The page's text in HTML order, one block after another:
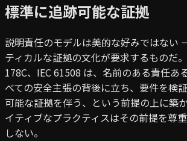
標準に追跡可能な証拠
説明責任のモデルは美的な好みではない
ティカルな証拠の文化が要求するものだ
178C、IEC 61508 は、名前のある責任あ
べての安全主張の背後に立ち、要件を検
可能な証拠を伴う、という前提の上に築
イティブなプラクティスはその前提を尊
しない。